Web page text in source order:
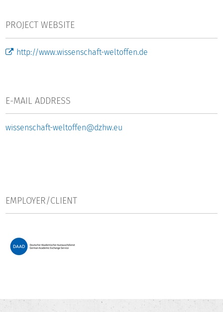
PROJECT WEBSITE
http://www.wissenschaft-weltoffen.de
E-MAIL ADDRESS
wissenschaft-weltoffen@dzhw.eu
EMPLOYER/CLIENT